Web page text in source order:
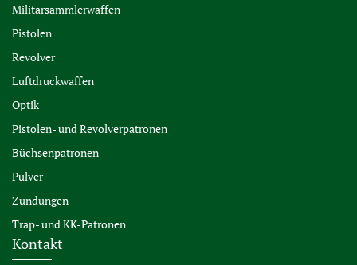
Militärsammlerwaffen
Pistolen
Revolver
Luftdruckwaffen
Optik
Pistolen- und Revolverpatronen
Büchsenpatronen
Pulver
Zündungen
Trap- und KK-Patronen
Kontakt